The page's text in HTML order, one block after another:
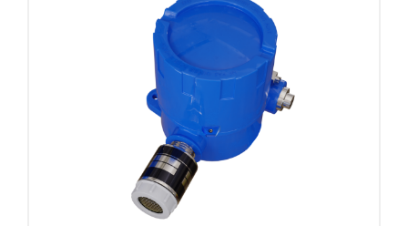
Nhà phân phối cảm biến
Nhà sản xuất thiết bị điều khiển
Cung cấp giải pháp quản lý cho toà nhà (BMS)